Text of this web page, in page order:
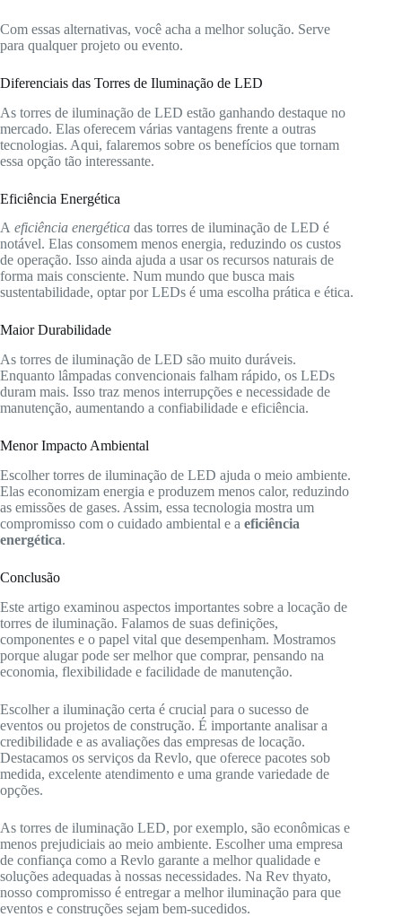
Com essas alternativas, você acha a melhor solução. Serve
para qualquer projeto ou evento.
Diferenciais das Torres de Iluminação de LED
As torres de iluminação de LED estão ganhando destaque no
mercado. Elas oferecem várias vantagens frente a outras
tecnologias. Aqui, falaremos sobre os benefícios que tornam
essa opção tão interessante.
Eficiência Energética
A eficiência energética das torres de iluminação de LED é
notável. Elas consomem menos energia, reduzindo os custos
de operação. Isso ainda ajuda a usar os recursos naturais de
forma mais consciente. Num mundo que busca mais
sustentabilidade, optar por LEDs é uma escolha prática e ética.
Maior Durabilidade
As torres de iluminação de LED são muito duráveis.
Enquanto lâmpadas convencionais falham rápido, os LEDs
duram mais. Isso traz menos interrupções e necessidade de
manutenção, aumentando a confiabilidade e eficiência.
Menor Impacto Ambiental
Escolher torres de iluminação de LED ajuda o meio ambiente.
Elas economizam energia e produzem menos calor, reduzindo
as emissões de gases. Assim, essa tecnologia mostra um
compromisso com o cuidado ambiental e a eficiência
energética.
Conclusão
Este artigo examinou aspectos importantes sobre a locação de
torres de iluminação. Falamos de suas definições,
componentes e o papel vital que desempenham. Mostramos
porque alugar pode ser melhor que comprar, pensando na
economia, flexibilidade e facilidade de manutenção.
Escolher a iluminação certa é crucial para o sucesso de
eventos ou projetos de construção. É importante analisar a
credibilidade e as avaliações das empresas de locação.
Destacamos os serviços da Revlo, que oferece pacotes sob
medida, excelente atendimento e uma grande variedade de
opções.
As torres de iluminação LED, por exemplo, são econômicas e
menos prejudiciais ao meio ambiente. Escolher uma empresa
de confiança como a Revlo garante a melhor qualidade e
soluções adequadas à nossas necessidades. Na Rev thyato,
nosso compromisso é entregar a melhor iluminação para que
eventos e construções sejam bem-sucedidos.